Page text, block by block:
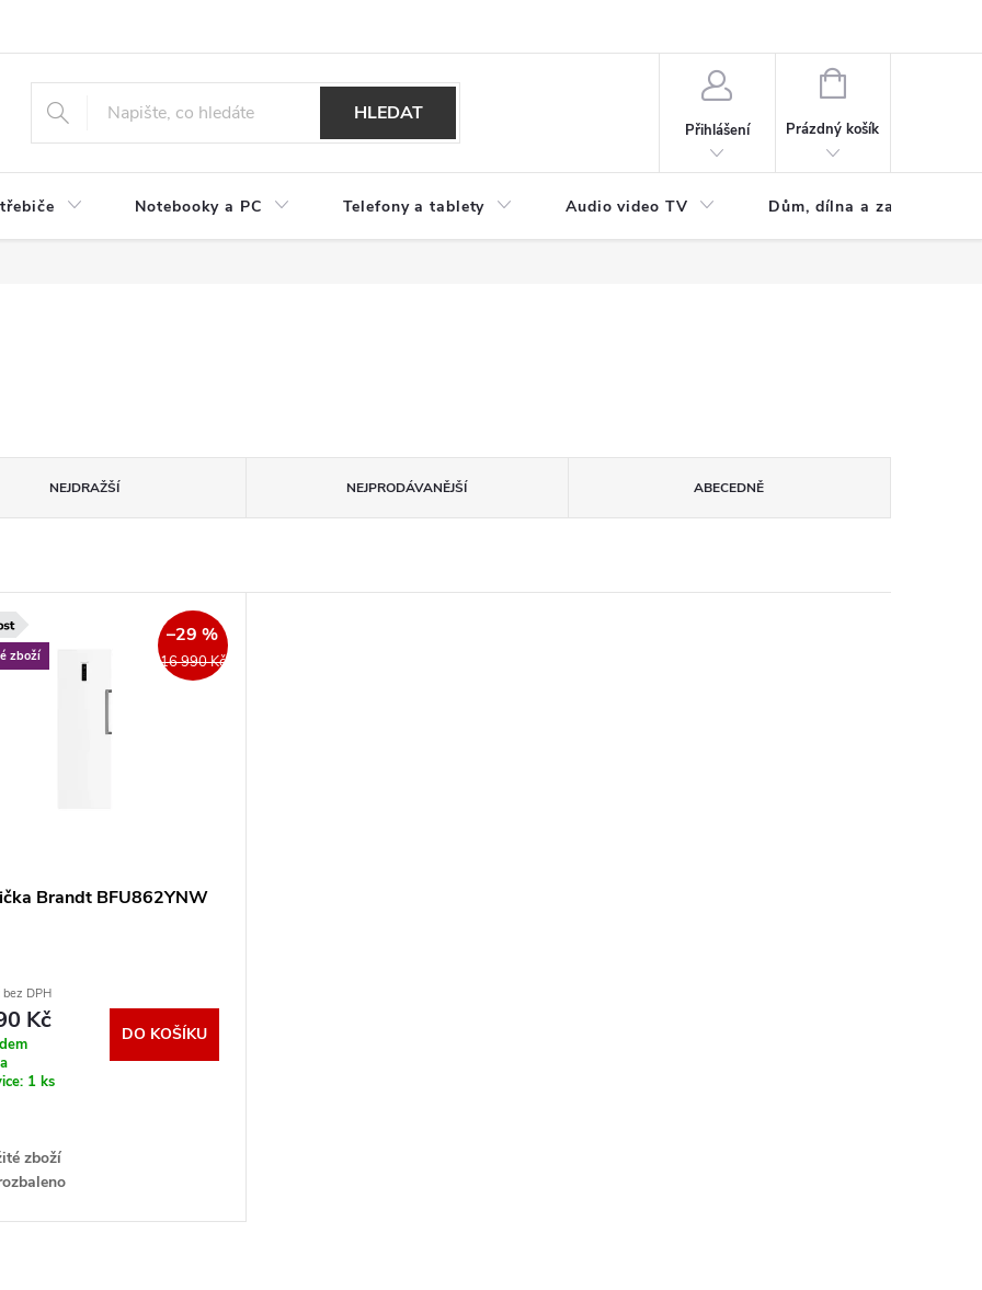
HLEDAT
Přihlášení
NÁKUPNÍ
Prázdný košík
Notebooky a PC Telefony a tablety Audio video TV Dům, dílna a zahrada
NEJDRAŽŠÍ NEJPRODÁVANĚJŠÍ ABECEDNĚ
zboží 16 990 Kč
–29 %
Brandt BFU862YNW
DPH
Kč
1 ks
DO KOŠÍKU
zboží